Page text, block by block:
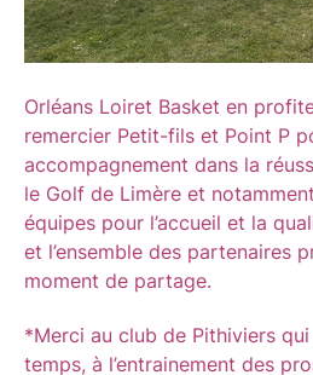
Orléans Loiret Basket en
remercier Petit-fils et Point P
accompagnement dans la
le Golf de Limère et
équipes pour l’accueil et la
et l’ensemble des partenaires
moment de partage.
*Merci au club de Pithiviers
temps, à l’entrainement des